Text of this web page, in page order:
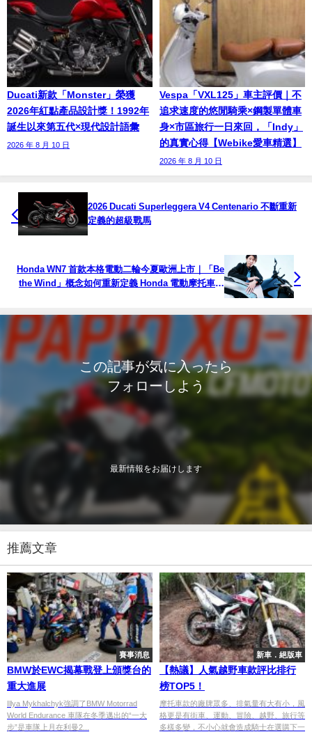
Ducati新款「Monster」榮獲
2026年紅點產品設計獎！1992年
誕生以來第五代×現代設計語彙
2026 年 8 月 10 日
Vespa「VXL125」車主評價｜不
追求速度的悠閒騎乘×鋼製單體車
身×市區旅行一日來回，「Indy」
的真實心得【Webike愛車精選】
2026 年 8 月 10 日
2026 Ducati Superleggera V4 Centenario 不斷重新
定義的超級戰馬
Honda WN7 首款本格電動二輪今夏歐洲上市｜「Be
the Wind」概念如何重新定義 Honda 電動摩托車未
この記事が気に入ったら
フォローしよう
最新情報をお届けします
推薦文章
賽事消息
BMW於EWC揭幕戰登上頒獎台的
重大進展
Illya Mykhalchyk強調了BMW Motorrad
World Endurance 車隊在冬季邁出的“一大
步”是車隊上月在利曼2...
新車．絕版車
【熱議】人氣越野車款評比排行
榜TOP5！
摩托車款的廠牌眾多、排氣量有大有小，風
格更是有街車、運動、冒險、越野、旅行等
多樣多變，不小心就會造成騎士在選購下一